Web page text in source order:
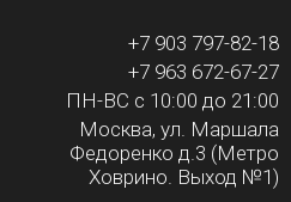
+7 903 797-82-18
+7 963 672-67-27
ПН-ВС с 10:00 до 21:00
Москва, ул. Маршала
Федоренко д.3 (Метро
Ховрино. Выход №1)